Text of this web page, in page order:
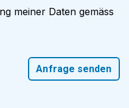
meiner Daten gemäss
Anfrage senden